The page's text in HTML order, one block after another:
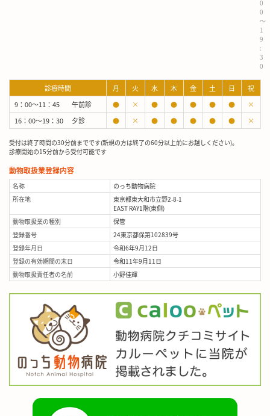
0
0
～
1
9
:
3
0
診療時間 月 火 水 木 金 土 日
祝
9：00～11：45
午前診 ● × ● ● ● ● ●
×
16：00～19：30
夕診 ● × ● ● ● ● ● ×
受付は終了時間の30分前までです(新規の方は終了の60分以上前にお越しください)。
診療開始の15分前から受付可能です
動物取扱業登録内容
名称
のっち動物病院
所在地
東京都東大和市立野2-8-1
EAST RAY1階(東側)
動物取扱業の種別
保管
登録番号
24東京都保第102839号
登録年月日
令和6年9月12日
登録の有効期間の末日
令和11年9月11日
動物取扱責任者の名前
小野佳輝